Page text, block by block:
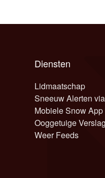
Diensten
Lidmaatschap
Sneeuw Alerten
Mobiele Snow App
Ooggetuige Verslag
Weer Feeds